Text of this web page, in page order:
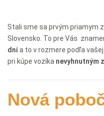
Stali sme sa prvým priamym
Slovensko. To pre Vás
dnía to v rozmere podľa
pri kúpe vozíka nevyhnutným
Nová